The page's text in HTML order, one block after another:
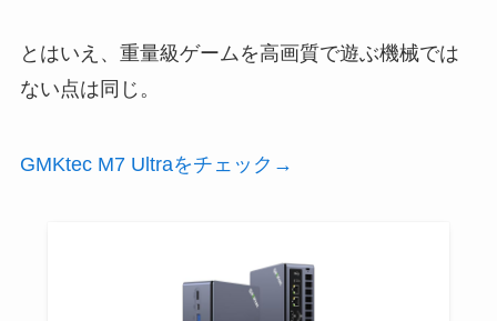
とはいえ、重量級ゲームを高画質で遊ぶ機械では
ない点は同じ。
GMKtec M7 Ultraをチェック→